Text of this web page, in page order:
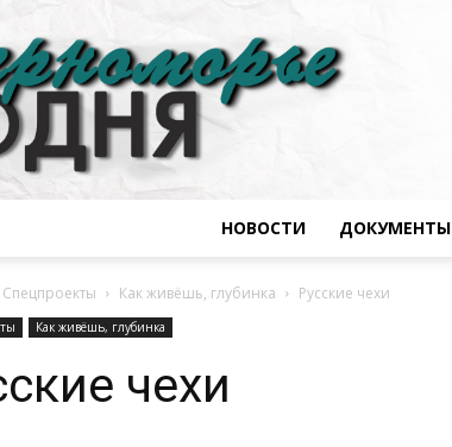
НОВОСТИ ДОКУМЕНТЫ
Спецпроекты Как живёшь, глубинка Русские чехи
Как живёшь, глубинка
чехи